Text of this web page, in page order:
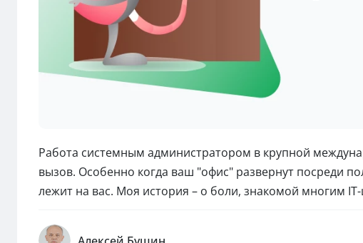
Работа системным администратором в крупной
вызов. Особенно когда ваш "офис" развернут посреди
лежит на вас. Моя история – о боли, знакомой многим